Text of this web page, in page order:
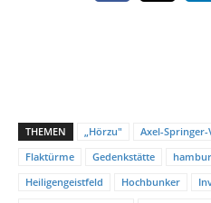
THEMEN „Hörzu" Axel-Springer-
Flaktürme
Gedenkstätte
Heiligengeistfeld
Hochbunker